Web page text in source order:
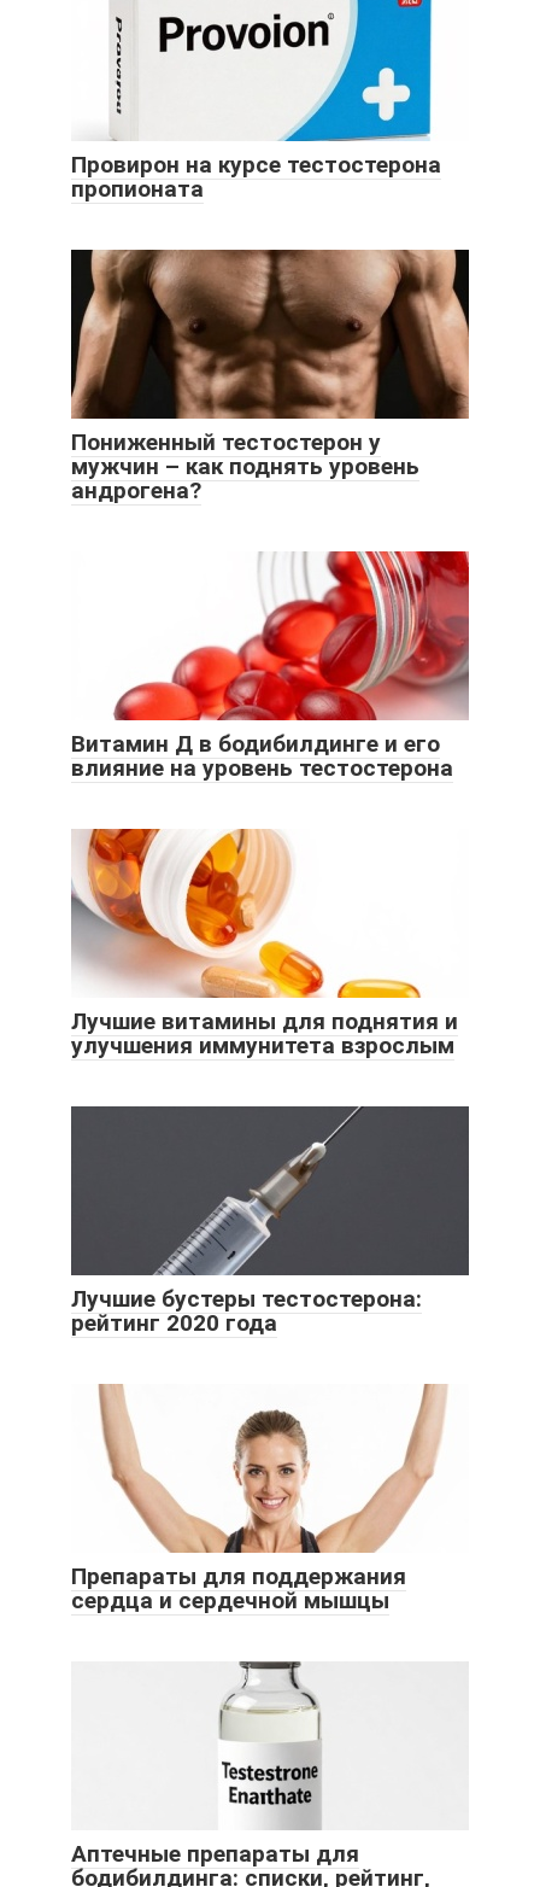
Провирон на курсе тестостерона
пропионата
Пониженный тестостерон у
мужчин – как поднять уровень
андрогена?
Витамин Д в бодибилдинге и его
влияние на уровень тестостерона
Лучшие витамины для поднятия и
улучшения иммунитета взрослым
Лучшие бустеры тестостерона:
рейтинг 2020 года
Препараты для поддержания
сердца и сердечной мышцы
Аптечные препараты для
бодибилдинга: списки, рейтинг,